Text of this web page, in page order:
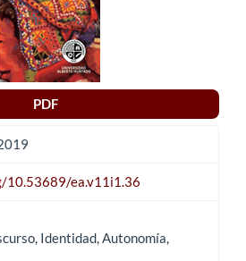
PDF
10.53689/ea.v11i1.36
Identidad, Autonomía,